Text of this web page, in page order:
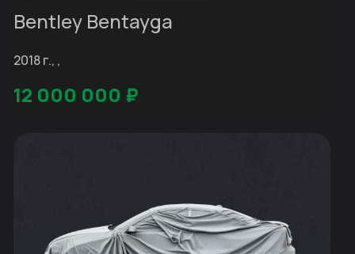
Bentley Bentayga
2018 г., ,
12 000 000 ₽